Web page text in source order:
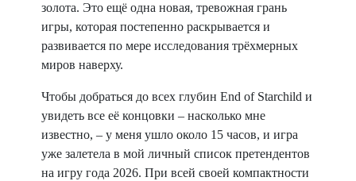
золота. Это ещё одна новая, тревожная грань
игры, которая постепенно раскрывается и
развивается по мере исследования трёхмерных
миров наверху.
Чтобы добраться до всех глубин End of Starchild и
увидеть все её концовки – насколько мне
известно, – у меня ушло около 15 часов, и игра
уже залетела в мой личный список претендентов
на игру года 2026. При всей своей компактности